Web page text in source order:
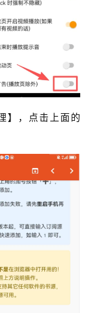
】，点击上面的